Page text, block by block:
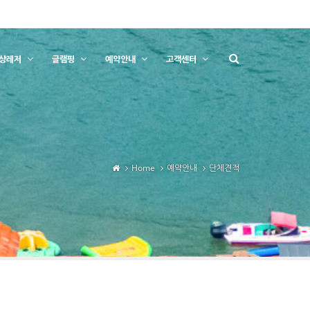
레저 글램핑 예약안내 고객센터
Home 예약안내 단체견적